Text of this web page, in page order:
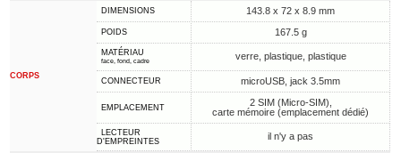
CORPS
DIMENSIONS 143.8 x 72 x 8.9 mm
POIDS 167.5 g
MATÉRIAU
face, fond, cadre verre, plastique, plastique
CONNECTEUR microUSB, jack 3.5mm
EMPLACEMENT
2 SIM (Micro-SIM),
carte mémoire (emplacement dédié)
LECTEUR
D'EMPREINTES
il n'y a pas